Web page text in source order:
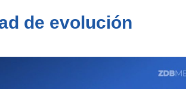
de evolución